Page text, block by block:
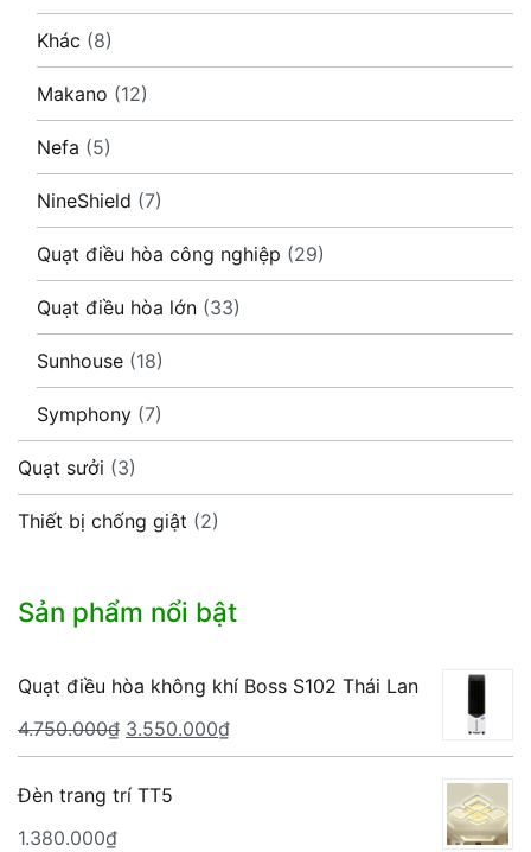
Khác (8)
Makano (12)
Nefa (5)
NineShield (7)
Quạt điều hòa công nghiệp (29)
Quạt điều hòa lớn (33)
Sunhouse (18)
Symphony (7)
Quạt sưởi (3)
Thiết bị chống giật (2)
Sản phẩm nổi bật
Quạt điều hòa không khí Boss S102 Thái Lan
4.750.000₫ Giá
gốc
là:
3.550.000₫Giá
hiện
Đèn trang trí TT5
1.380.000₫